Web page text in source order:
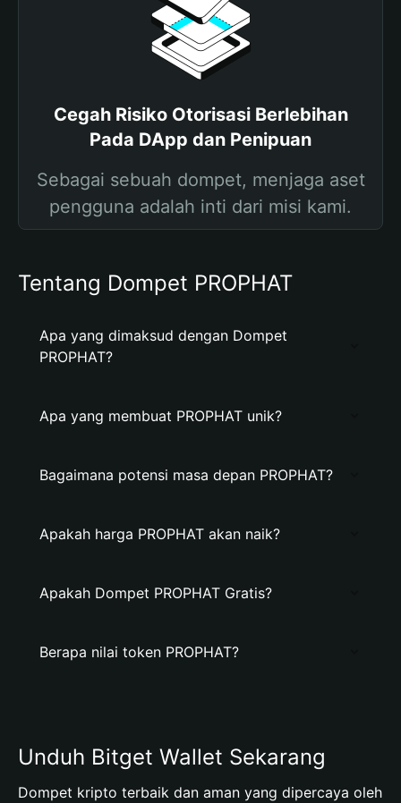
Cegah Risiko Otorisasi Berlebihan
Pada DApp dan Penipuan
Sebagai sebuah dompet, menjaga aset
pengguna adalah inti dari misi kami.
Tentang Dompet PROPHAT
Apa yang dimaksud dengan Dompet
PROPHAT?
Apa yang membuat PROPHAT unik?
Bagaimana potensi masa depan PROPHAT?
Apakah harga PROPHAT akan naik?
Apakah Dompet PROPHAT Gratis?
Berapa nilai token PROPHAT?
Unduh Bitget Wallet Sekarang
Dompet kripto terbaik dan aman yang dipercaya oleh